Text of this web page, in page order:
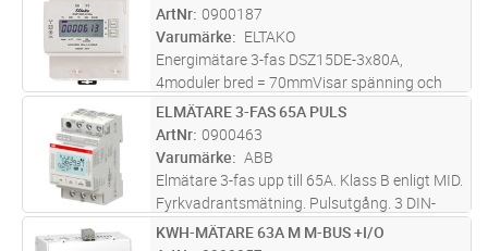
därmed mycket lättplacerade i alla typer av
elcentraler som har DIN-montage.
ArtNr 0900187
Varumärke
ELTAKO
Energimätare 3-fas DSZ15DE-3x80A,
4moduler bred = 70mmVisar spänning och
ström per fas samt totaleffekt över samtliga
faser, varnar vid fel.
ST Lägg i kundvagn
ELMÄTARE 3-FAS 65A PULS
ArtNr 0900463
Varumärke
ABB
Elmätare 3-fas upp till 65A. Klass B enligt MID.
Fyrkvadrantsmätning. Pulsutgång. 3 DIN-
moduler, 70 % återvunnen plast.
ST Lägg i kundvagn
KWH-MÄTARE 63A M M-BUS +I/O